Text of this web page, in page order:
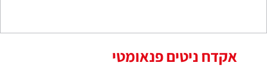
אקדח ניטים פנאומטי